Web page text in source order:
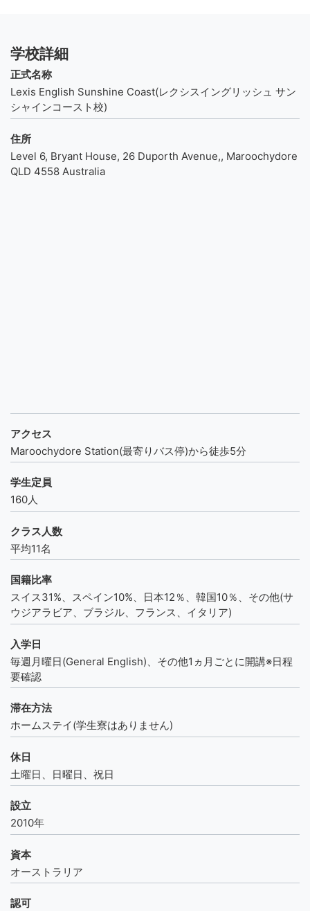
学校詳細
正式名称
Lexis English Sunshine Coast(レクシスイングリッシュ サン
シャインコースト校)
住所
Level 6, Bryant House, 26 Duporth Avenue,, Maroochydore
QLD 4558 Australia
アクセス
Maroochydore Station(最寄りバス停)から徒歩5分
学生定員
160人
クラス人数
平均11名
国籍比率
スイス31%、スペイン10%、日本12％、韓国10％、その他(サ
ウジアラビア、ブラジル、フランス、イタリア)
入学日
毎週月曜日(General English)、その他1ヵ月ごとに開講※日程
要確認
滞在方法
ホームステイ(学生寮はありません)
休日
土曜日、日曜日、祝日
設立
2010年
資本
オーストラリア
認可